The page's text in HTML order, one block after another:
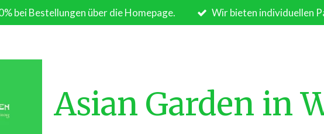
bei Bestellungen über die Homepage. Wir bieten individuellen
Asian Garden in